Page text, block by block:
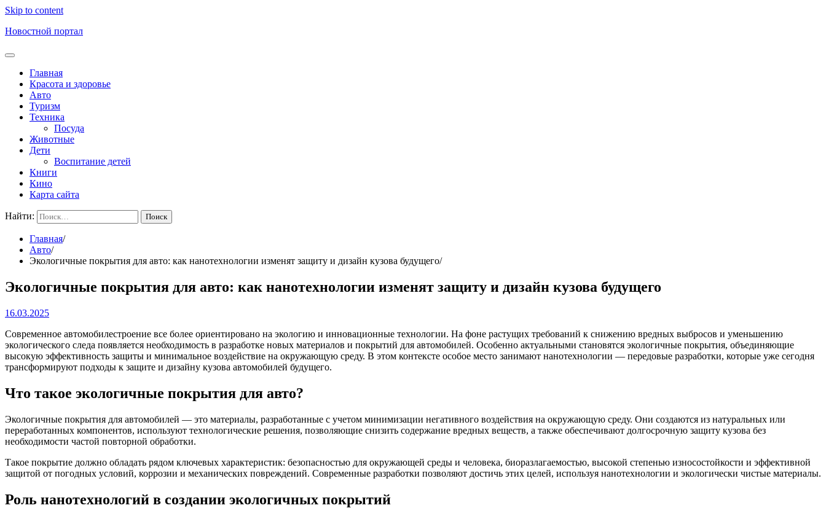
Skip to content
Новостной портал
Главная
Красота и здоровье
Авто
Туризм
Техника
Посуда
Животные
Дети
Воспитание детей
Книги
Кино
Карта сайта
Найти:
Главная
Авто
Экологичные покрытия для авто: как нанотехнологии изменят защиту и дизайн кузова будущего
Экологичные покрытия для авто: как нанотехнологии изменят защиту и дизайн кузова будущего
16.03.2025
Современное автомобилестроение все более ориентировано на экологию и инновационные технологии. На фоне растущих требований к снижению вредных выбросов и уменьшению
экологического следа появляется необходимость в разработке новых материалов и покрытий для автомобилей. Особенно актуальными становятся экологичные покрытия, объединяющие
высокую эффективность защиты и минимальное воздействие на окружающую среду. В этом контексте особое место занимают нанотехнологии — передовые разработки, которые уже сегодня
трансформируют подходы к защите и дизайну кузова автомобилей будущего.
Что такое экологичные покрытия для авто?
Экологичные покрытия для автомобилей — это материалы, разработанные с учетом минимизации негативного воздействия на окружающую среду. Они создаются из натуральных или
переработанных компонентов, используют технологические решения, позволяющие снизить содержание вредных веществ, а также обеспечивают долгосрочную защиту кузова без
необходимости частой повторной обработки.
Такое покрытие должно обладать рядом ключевых характеристик: безопасностью для окружающей среды и человека, биоразлагаемостью, высокой степенью износостойкости и эффективной
защитой от погодных условий, коррозии и механических повреждений. Современные разработки позволяют достичь этих целей, используя нанотехнологии и экологически чистые материалы.
Роль нанотехнологий в создании экологичных покрытий